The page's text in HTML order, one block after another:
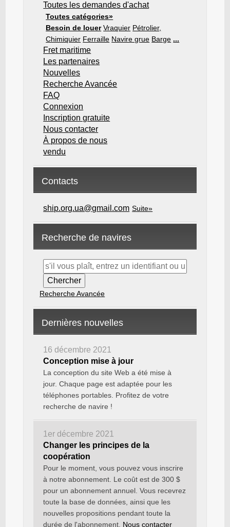
Toutes les demandes d'achat
Toutes catégories»
Besoin de louer Vraquier Pétrolier,
Chimiquier Ferraille Navire grue Barge ...
Fret maritime
Les partenaires
Nouvelles
Recherche Avancée
FAQ
Connexion
Inscription gratuite
Nous contacter
À propos de nous
vendu
Contacts
ship.org.ua@gmail.com Suite»
Recherche de navires
Recherche Avancée
Dernières nouvelles
16 décembre 2021
Conception mise à jour
La conception du site Web a été mise à
jour. Chaque page est adaptée pour les
téléphones portables. Profitez de votre
recherche de navire !
1er décembre 2021
Changer les principes de la
coopération
Pour le moment, vous pouvez vous inscrire
à notre abonnement. Le coût est de 300 $
pour un abonnement annuel. Vous recevrez
toute la base de données, ainsi que les
nouvelles propositions pendant toute la
durée de l'abonnement. Nous contacter